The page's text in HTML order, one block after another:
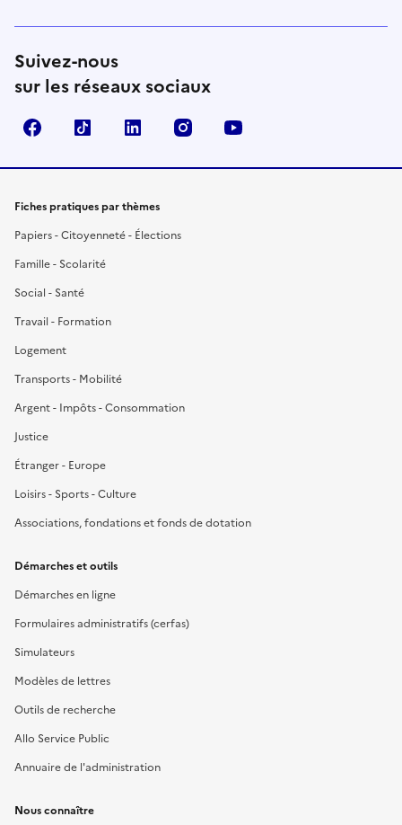
Suivez-nous
sur les réseaux sociaux
FacebookTikTok LinkedIn Instagram
Fiches pratiques par thèmes
Papiers - Citoyenneté - Élections
Famille - Scolarité
Social - Santé
Travail - Formation
Logement
Transports - Mobilité
Argent - Impôts - Consommation
Justice
Étranger - Europe
Loisirs - Sports - Culture
Associations, fondations et fonds de dotation
Démarches et outils
Démarches en ligne
Formulaires administratifs (cerfas)
Simulateurs
Modèles de lettres
Outils de recherche
Allo Service Public
Annuaire de l'administration
Nous connaître